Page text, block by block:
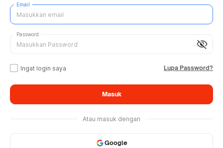
Email
visibility_off
Password
Ingat login saya Lupa Password?
Masuk
Atau masuk dengan
Google